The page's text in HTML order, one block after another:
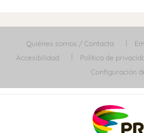
Quiénes somos / Contacta
Accesibilidad
Política de
Configuración